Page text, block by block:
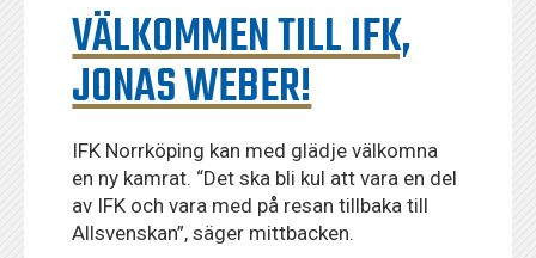
VÄLKOMMEN TILL IFK,
JONAS WEBER!
IFK Norrköping kan med glädje välkomna
en ny kamrat. “Det ska bli kul att vara en del
av IFK och vara med på resan tillbaka till
Allsvenskan”, säger mittbacken.